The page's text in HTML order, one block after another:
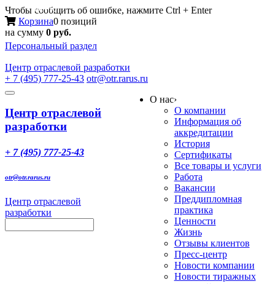
Чтобы сообщить об ошибке, нажмите Ctrl + Enter
Корзина0 позиций
на сумму 0 руб.
Персональный раздел
Центр отраслевой разработки
+ 7 (495) 777-25-43 otr@otr.rarus.ru
Toggle
Меню
Центр отраслевой
разработки
+ 7 (495) 777-25-43
otr@otr.rarus.ru
Центр отраслевой
разработки
О нас›
О компании
Информация об
аккредитации
История
Сертификаты
Все товары и услуги
Работа
Вакансии
Преддипломная
практика
Ценности
Жизнь
Отзывы клиентов
Пресс-центр
Новости компании
Новости тиражных